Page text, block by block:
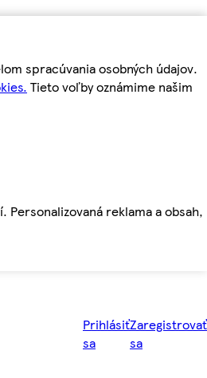
spracúvania osobných údajov.
Tieto voľby oznámime našim
reklama a obsah,
Prihlásiť
sa
Zaregistrovať
sa